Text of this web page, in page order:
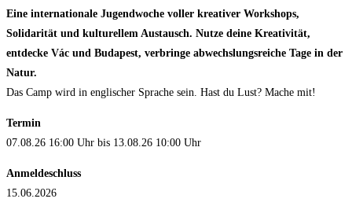
Eine internationale Jugendwoche voller kreativer Workshops,
Solidarität und kulturellem Austausch. Nutze deine Kreativität,
entdecke Vác und Budapest, verbringe abwechslungsreiche Tage in der
Natur.
Das Camp wird in englischer Sprache sein. Hast du Lust? Mache mit!
Termin
07.08.26 16:00 Uhr bis 13.08.26 10:00 Uhr
Anmeldeschluss
15.06.2026